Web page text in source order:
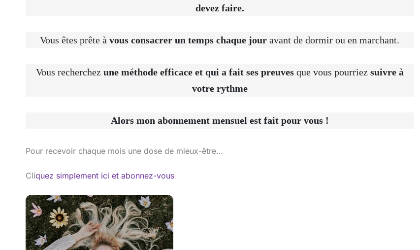
devez faire.
Vous êtes prête àvous consacrer un temps chaque jour avant de dormir ou en marchant.
Vous recherchez une méthode efficace et qui a fait ses preuvesque vous pourriez suivre à
votre rythme
Alors mon abonnement mensuel est fait pour vous !
Pour recevoir chaque mois une dose de mieux-être…
Cliquez simplement ici et abonnez-vous